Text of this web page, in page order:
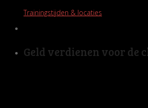
Trainingstijden & locaties
Geld verdienen voor de